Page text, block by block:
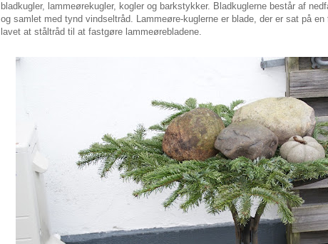
bladkugler, lammeørekugler, kogler og barkstykker. Bladkuglerne består af
og samlet med tynd vindseltråd. Lammeøre-kuglerne er blade, der er sat på
lavet at ståltråd til at fastgøre lammeørebladene.